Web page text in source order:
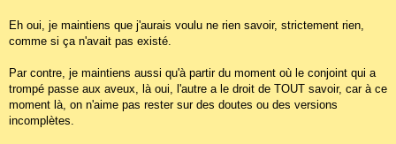
Eh oui, je maintiens que j'aurais voulu ne rien savoir, strictement rien,
comme si ça n'avait pas existé.
Par contre, je maintiens aussi qu'à partir du moment où le conjoint qui a
trompé passe aux aveux, là oui, l'autre a le droit de TOUT savoir, car à ce
moment là, on n'aime pas rester sur des doutes ou des versions
incomplètes.